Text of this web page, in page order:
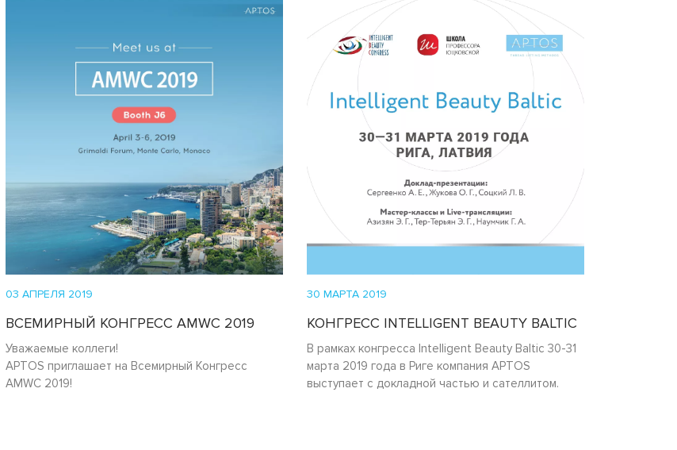
03 АПРЕЛЯ 2019
ВСЕМИРНЫЙ КОНГРЕСС AMWC 2019
Уважаемые коллеги!
APTOS приглашает на Всемирный Конгресс
AMWC 2019!
30 МАРТА 2019
КОНГРЕСС INTELLIGENT BEAUTY BALTIC
В рамках конгресса Intelligent Beauty Baltic 30-31
марта 2019 года в Риге компания APTOS
выступает с докладной частью и сателлитом.